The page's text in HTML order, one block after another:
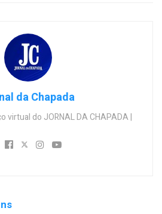
da Chapada
virtual do JORNAL DA CHAPADA |